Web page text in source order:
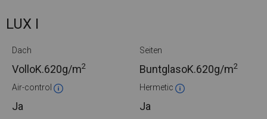
LUX I
Dach
VolloK.620g/m2
Seiten
BuntglasoK.620g/m2
Air-control
Ja
Hermetic
Ja